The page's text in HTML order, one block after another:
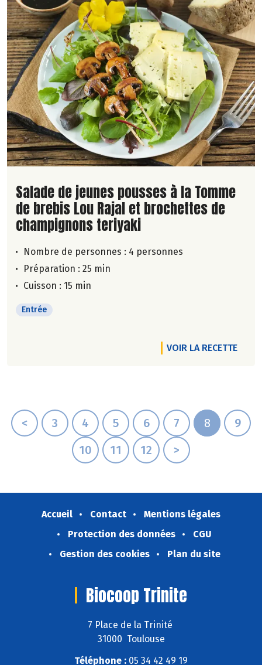
Lire la suite de la recette
Salade de jeunes pousses à la Tomme
de brebis Lou Rajal et brochettes de
champignons teriyaki
Nombre de personnes : 4 personnes
Préparation : 25 min
Cuisson : 15 min
Entrée
VOIR LA RECETTE
< 3 4 5 6 7 8
9
10
11 12 >
Accueil Contact
Mentions légales
Protection des données
CGU
Gestion des cookies
Plan du site
Biocoop Trinite
7 Place de la Trinité
31000 Toulouse
Téléphone : 05 34 42 49 19